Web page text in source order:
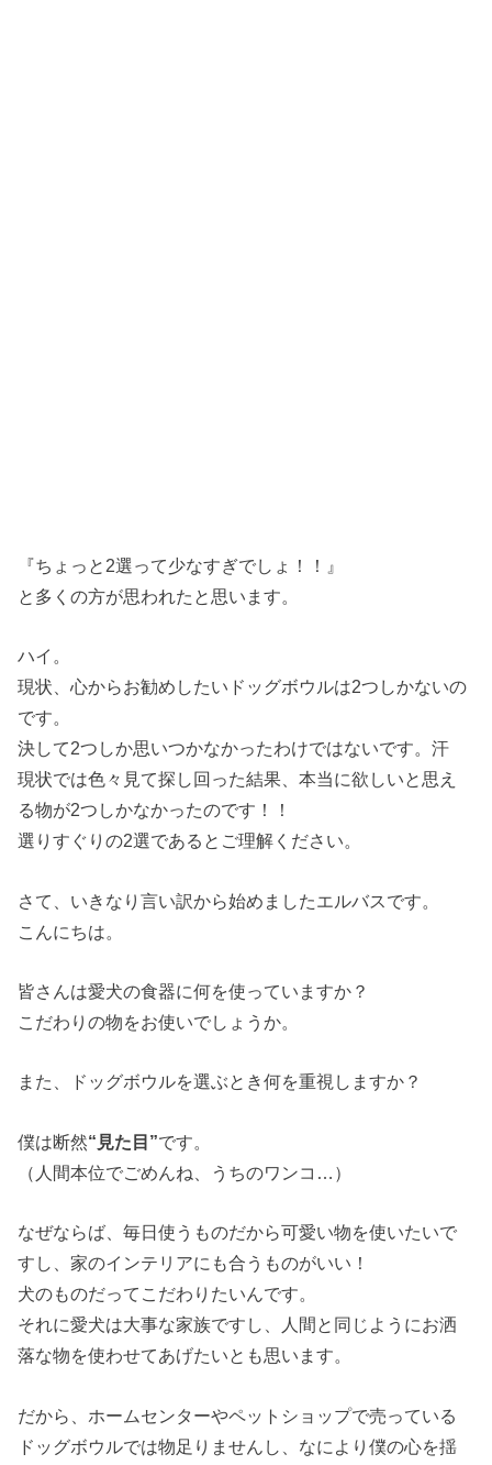
『ちょっと2選って少なすぎでしょ！！』
と多くの方が思われたと思います。
ハイ。
現状、心からお勧めしたいドッグボウルは2つしかないの
です。
決して2つしか思いつかなかったわけではないです。汗
現状では色々見て探し回った結果、本当に欲しいと思え
る物が2つしかなかったのです！！
選りすぐりの2選であるとご理解ください。
さて、いきなり言い訳から始めましたエルバスです。
こんにちは。
皆さんは愛犬の食器に何を使っていますか？
こだわりの物をお使いでしょうか。
また、ドッグボウルを選ぶとき何を重視しますか？
僕は断然“見た目”です。
（人間本位でごめんね、うちのワンコ…）
なぜならば、毎日使うものだから可愛い物を使いたいで
すし、家のインテリアにも合うものがいい！
犬のものだってこだわりたいんです。
それに愛犬は大事な家族ですし、人間と同じようにお洒
落な物を使わせてあげたいとも思います。
だから、ホームセンターやペットショップで売っている
ドッグボウルでは物足りませんし、なにより僕の心を揺